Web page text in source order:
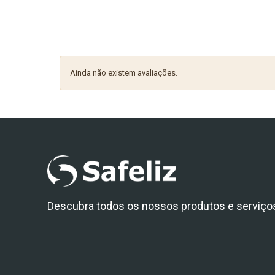
Ainda não existem avaliações.
Descubra todos os nossos produtos e